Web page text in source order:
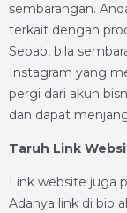
sembarangan.
terkait dengan
Sebab, bila
Instagram yang
pergi dari akun
dan dapat
Taruh Link
Link website juga
Adanya link di bio